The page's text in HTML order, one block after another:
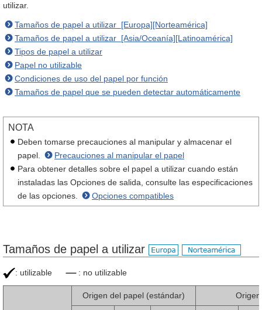
utilizar.
Tamaños de papel a utilizar [Europa][Norteamérica]
Tamaños de papel a utilizar [Asia/Oceanía][Latinoamérica]
Tipos de papel a utilizar
Papel no utilizable
Condiciones de uso del papel por función
Tamaños de papel que se pueden detectar automáticamente
NOTA
Deben tomarse precauciones al manipular y almacenar el
papel.
Precauciones al manipular el papel
Para obtener detalles sobre el papel a utilizar cuando están
instaladas las Opciones de salida, consulte las especificaciones
de las opciones.
Opciones compatibles
Tamaños de papel a utilizar
: utilizable : no utilizable
Origen del papel (estándar)